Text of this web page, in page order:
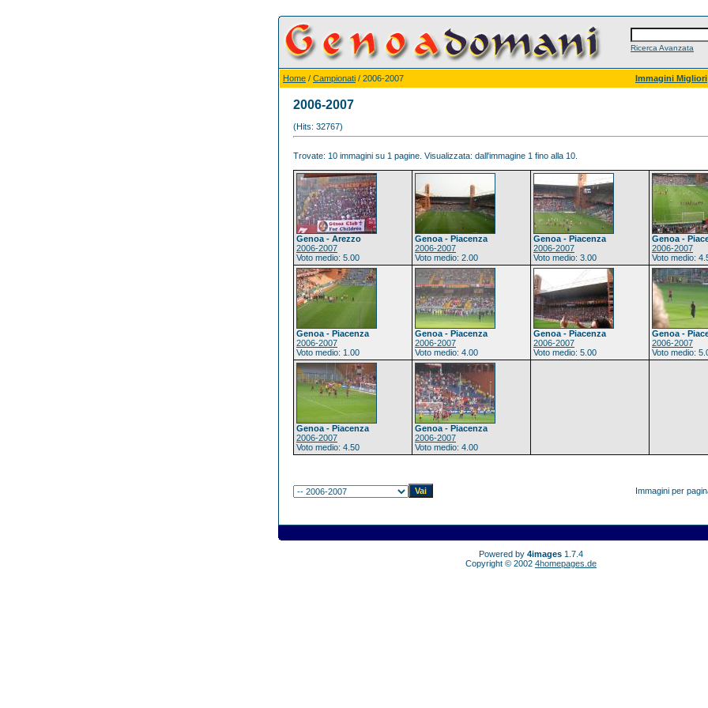
Ricerca Avanzata
Home / Campionati / 2006-2007 Immagini Migliori
2006-2007
(Hits: 32767)
Trovate: 10 immagini su 1 pagine. Visualizzata: dall'immagine 1 fino alla 10.
Genoa - Arezzo
2006-2007
Voto medio: 5.00
Genoa - Piacenza
2006-2007
Voto medio: 2.00
Genoa - Piacenza
2006-2007
Voto medio: 3.00
Genoa -
2006-2007
Voto medio:
Genoa - Piacenza
2006-2007
Voto medio: 1.00
Genoa - Piacenza
2006-2007
Voto medio: 4.00
Genoa - Piacenza
2006-2007
Voto medio: 5.00
Genoa -
2006-2007
Voto medio:
Genoa - Piacenza
2006-2007
Voto medio: 4.50
Genoa - Piacenza
2006-2007
Voto medio: 4.00
Immagini per
Powered by 4images 1.7.4
Copyright © 2002 4homepages.de